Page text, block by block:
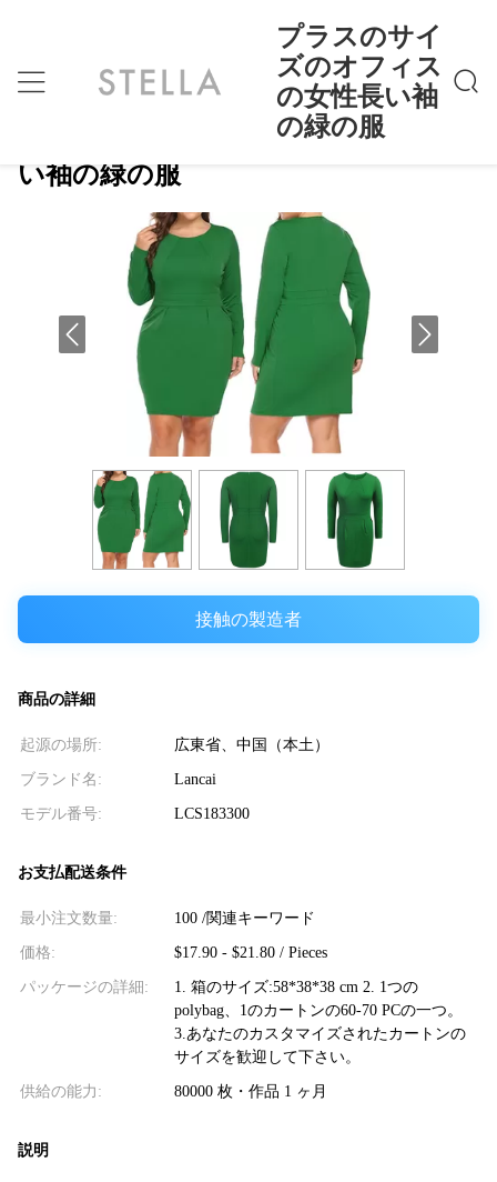
プラスのサイ
ズのオフィス
の女性長い袖
の緑の服
ホーム Products >
プラスのサイズのオフィスの女性長い袖の緑の
プラスのサイズのオフィスの女性長
い袖の緑の服
接触の製造者
商品の詳細
起源の場所: 広東省、中国（本土）
ブランド名: Lancai
モデル番号: LCS183300
お支払配送条件
最小注文数量: 100 /関連キーワード
価格: $17.90 - $21.80 / Pieces
パッケージの詳細:
1. 箱のサイズ:58*38*38 cm 2. 1つの
polybag、1のカートンの60-70 PCの一つ。
3.あなたのカスタマイズされたカートンの
サイズを歓迎して下さい。
供給の能力: 80000 枚・作品 1 ヶ月
説明